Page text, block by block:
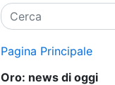
Cerca
Pagina Principale
Oro: news di oggi